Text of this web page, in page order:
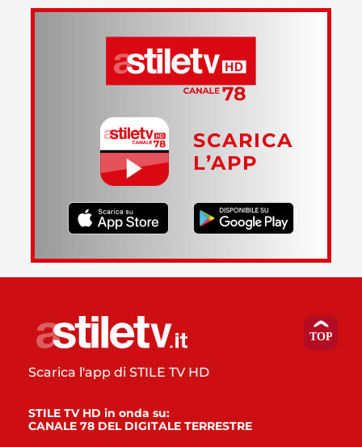
SCARICA
L’APP
Scarica l'app di STILE TV HD
STILE TV HD in onda su:
CANALE 78 DEL DIGITALE TERRESTRE